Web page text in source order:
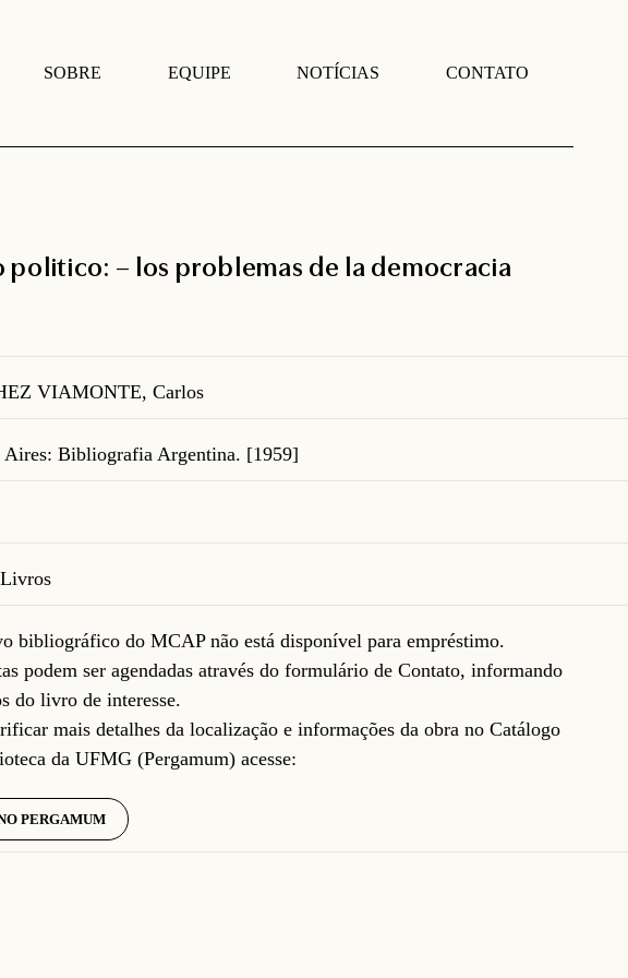
SOBRE EQUIPE NOTÍCIAS CONTATO
politico: – los problemas de la democracia
VIAMONTE, Carlos
Aires: Bibliografia Argentina. [1959]
bibliográfico do MCAP não está disponível para empréstimo.
podem ser agendadas através do formulário deContato, informando
do livro de interesse.
mais detalhes da localização e informações da obra no Catálogo
da UFMG (Pergamum) acesse:
PERGAMUM